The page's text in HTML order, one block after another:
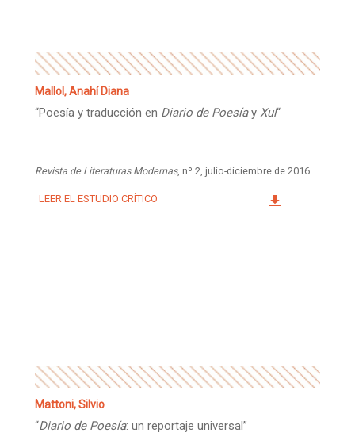
Mallol, Anahí Diana
“Poesía y traducción en Diario de PoesíayXul“
Revista de Literaturas Modernas, nº 2, julio-diciembre de 2016
LEER EL ESTUDIO CRÍTICO
Mattoni, Silvio
“Diario de Poesía: un reportaje universal”